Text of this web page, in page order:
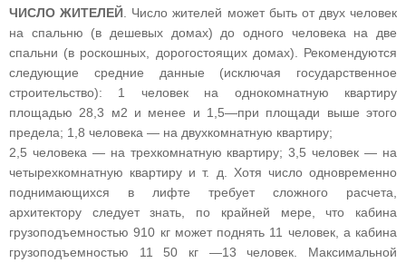
ЧИСЛО ЖИТЕЛЕЙ . Число жителей может быть от двух человек
на спальню (в дешевых домах) до одного человека на две
спальни (в роскошных, дорогостоящих домах). Рекомендуются
следующие средние данные (исключая государственное
строительство): 1 человек на однокомнатную квартиру
площадью 28,3 м2 и менее и 1,5—при площади выше этого
предела; 1,8 человека — на двухкомнатную квартиру;
2,5 человека — на трехкомнатную квартиру; 3,5 человек — на
четырехкомнатную квартиру и т. д. Хотя число одновременно
поднимающихся в лифте требует сложного расчета,
архитектору следует знать, по крайней мере, что кабина
грузоподъемностью 910 кг может поднять 11 человек, а кабина
грузоподъемностью 11 50 кг —13 человек. Максимальной